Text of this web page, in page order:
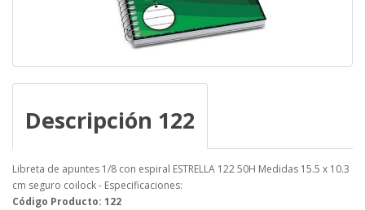
Descripción 122
Libreta de apuntes 1/8 con espiral ESTRELLA 122 50H Medidas 15.5 x 10.3
cm seguro coilock - Especificaciones:
Código Producto: 122